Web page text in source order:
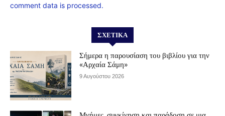
comment data is processed.
ΣΧΕΤΙΚΆ
Σήμερα η παρουσίαση του βιβλίου για την
«Αρχαία Σάμη»
9 Αυγούστου 2026